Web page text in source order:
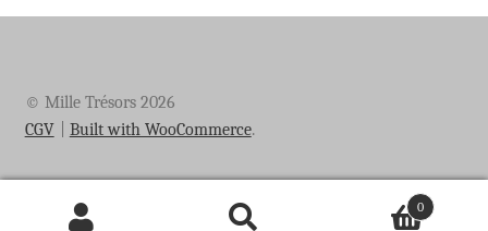
© Mille Trésors 2026
CGV
Built with WooCommerce.
0